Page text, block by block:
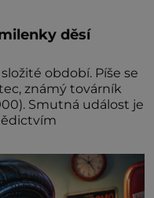
děsí
období. Píše se
známý továrník
Smutná událost je